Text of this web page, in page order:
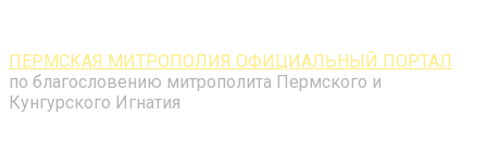
ПЕРМСКАЯ МИТРОПОЛИЯ ОФИЦИАЛЬНЫЙ ПОРТАЛ
по благословению митрополита Пермского и
Кунгурского Игнатия